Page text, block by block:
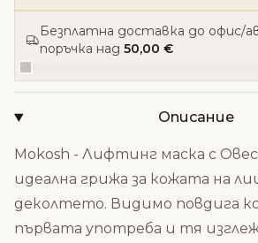
Безплатна доставка до офис/
поръчка над 50,00 €
Описание
Mokosh - Лифтинг маска с
идеална грижа за кожата на
деколтето. Видимо повдига
първата употреба и тя